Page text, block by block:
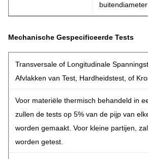
buitendiameter
Mechanische Gespecificeerde Tests
Transversale of Longitudinale
Afvlakken van Test, Hardheidstest, of
Voor materiële thermisch behandeld in
zullen de tests op 5% van de pijp van
worden gemaakt. Voor kleine partijen,
worden getest.